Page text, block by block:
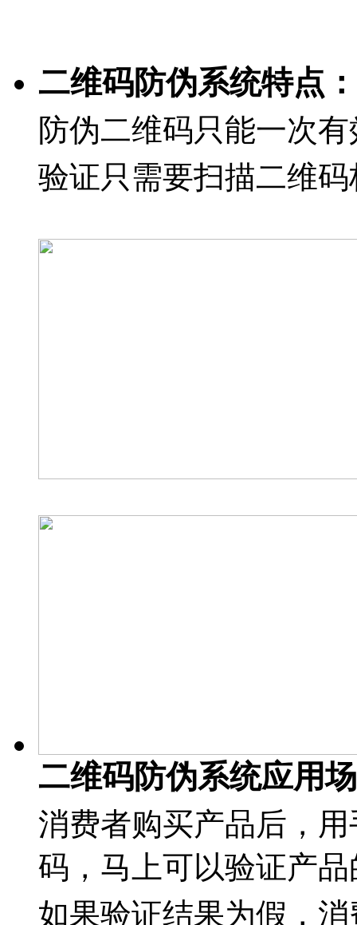
二维码防伪系统特点：
防伪二维码只能一次
验证只需要扫描二维
二维码防伪系统应用
消费者购买产品后，
码，马上可以验证产
如果验证结果为假，